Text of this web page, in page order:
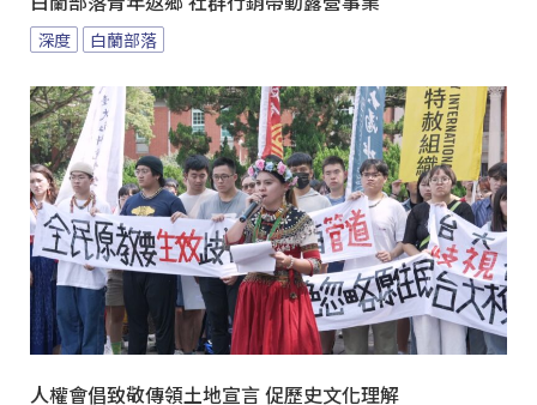
深度 白蘭部落
人權會倡致敬傳領土地宣言 促歷史文化理解